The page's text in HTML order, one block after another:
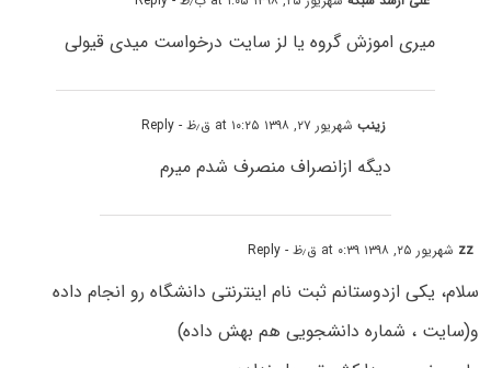
میری اموزش گروه یا لز سایت درخواست میدی قیولی
زینبشهریور ۲۷, ۱۳۹۸ at ۱۰:۲۵ ق٫ظ - Reply
دیگه ازانصراف منصرف شدم میرم
zz شهریور ۲۵, ۱۳۹۸ at ۰:۳۹ ق٫ظ - Reply
سلام، یکی ازدوستانم ثبت نام اینترنتی دانشگاه رو انجام داده
و(سایت ، شماره دانشجویی هم بهش داده)